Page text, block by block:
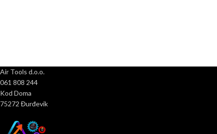
Air Tools d.o.o.
061 808 244
Kod Doma
75272 Đurđevik